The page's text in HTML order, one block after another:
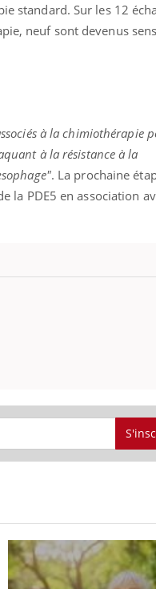
standard. Sur les 12
neuf sont devenus
à la chimiothérapie
à la résistance à la
. La prochaine
la PDE5 en association